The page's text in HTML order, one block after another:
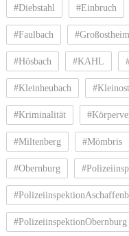
#Diebstahl #Einbruch
#Faulbach #Großostheim
#Hösbach #KAHL
#Kleinheubach
#Kriminalität
#Miltenberg #Mömbris
#Obernburg
#PolizeiinspektionObernburg